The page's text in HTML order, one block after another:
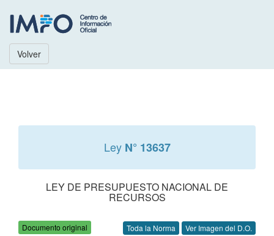
Volver
Ley N° 13637
LEY DE PRESUPUESTO NACIONAL DE
RECURSOS
Documento original Toda la Norma Ver Imagen del D.O.